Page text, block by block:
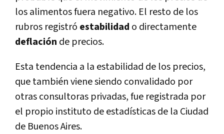
los alimentos fuera negativo. El resto de los
rubros registró estabilidad o directamente
deflación de precios.
Esta tendencia a la estabilidad de los precios,
que también viene siendo convalidado por
otras consultoras privadas, fue registrada por
el propio instituto de estadísticas de la Ciudad
de Buenos Aires.